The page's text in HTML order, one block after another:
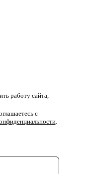
работу сайта,
с
.